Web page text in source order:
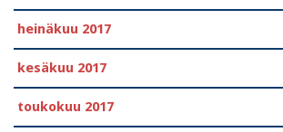
heinäkuu 2017
kesäkuu 2017
toukokuu 2017